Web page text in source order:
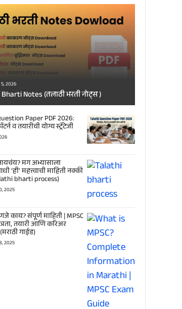
2026
Notes (तलाठी भरती नोट्स )
Paper PDF 2026:
व तयारीची योग्य स्ट्रॅटेजी
मग अभ्यासाला
‘ही’ महत्त्वाची माहिती नक्की
bharti process)
2025
काय? संपूर्ण माहिती | MPSC
तयारी आणि करिअर
गाईड)
2025